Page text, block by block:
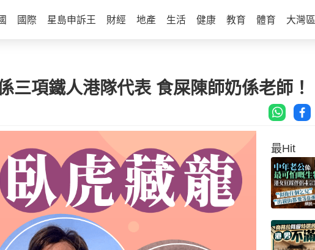
國際 星島申訴王 財經 地產 生活 健康 教育 體育 大灣區
三項鐵人港隊代表 食屎陳師奶係老師！
最Hit